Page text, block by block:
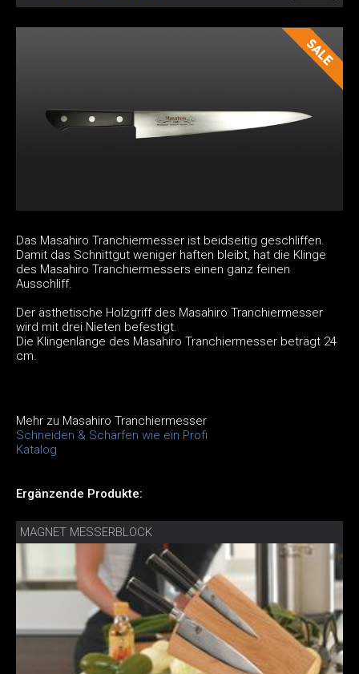
Das Masahiro Tranchiermesser ist beidseitig geschliffen.
Damit das Schnittgut weniger haften bleibt, hat die Klinge
des Masahiro Tranchiermessers einen ganz feinen
Ausschliff.
Der ästhetische Holzgriff des Masahiro Tranchiermesser
wird mit drei Nieten befestigt.
Die Klingenlänge des Masahiro Tranchiermesser beträgt 24
cm.
Mehr zu Masahiro Tranchiermesser
Schneiden & Schärfen wie ein Profi
Katalog
Ergänzende Produkte:
MAGNET MESSERBLOCK